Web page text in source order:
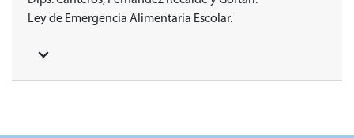
Ley de Emergencia Alimentaria Escolar.